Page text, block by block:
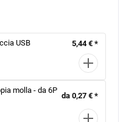
USB 5,44 € *
molla - da 6P
da 0,27 € *